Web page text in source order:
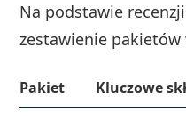
Na podstawie
zestawienie
Pakiet
Kluczowe